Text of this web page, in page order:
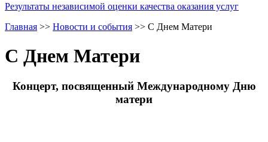
Результаты независимой оценки качества оказания услуг
Главная >> Новости и события >> С Днем Матери
С Днем Матери
Концерт, посвященный Международному Дню
матери